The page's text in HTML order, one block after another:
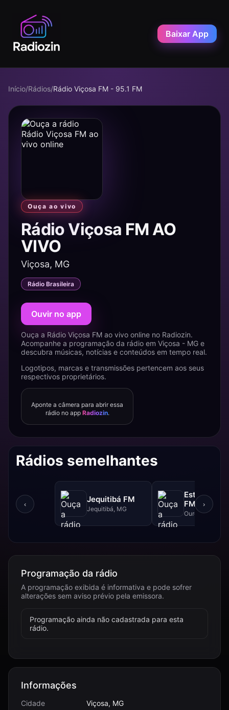
Baixar App
Início/Rádios/Rádio Viçosa FM - 95.1 FM
Ouça ao vivo
Rádio Viçosa FM AO
VIVO
Viçosa, MG
Rádio Brasileira
Ouvir no app
Ouça a Rádio Viçosa FM ao vivo online no Radiozin.
Acompanhe a programação da rádio em Viçosa - MG e
descubra músicas, notícias e conteúdos em tempo real.
Logotipos, marcas e transmissões pertencem aos seus
respectivos proprietários.
Aponte a câmera para abrir essa
rádio no app Radiozin.
Rádios semelhantes
‹
Jequitibá FM
Jequitibá, MG
Estrada
FM - 102.5
Ouro Branco,
›
Programação da rádio
A programação exibida é informativa e pode sofrer
alterações sem aviso prévio pela emissora.
Programação ainda não cadastrada para esta
rádio.
Informações
Cidade
Viçosa, MG